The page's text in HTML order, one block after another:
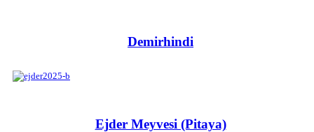
Demirhindi
Ejder Meyvesi (Pitaya)